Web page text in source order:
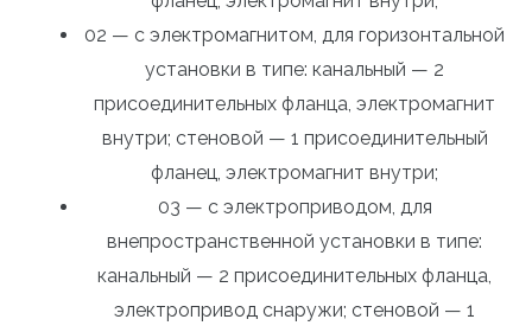
02 — с электромагнитом, для горизонтальной
установки в типе: канальный — 2
присоединительных фланца, электромагнит
внутри; стеновой — 1 присоединительный
фланец, электромагнит внутри;
03 — с электроприводом, для
внепространственной установки в типе:
канальный — 2 присоединительных фланца,
электропривод снаружи; стеновой — 1